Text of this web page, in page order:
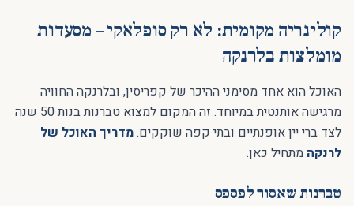
קולינריה מקומית: לא רק סופלאקי – מסעדות
מומלצות בלרנקה
האוכל הוא אחד מסימני ההיכר של קפריסין, ובלרנקה החוויה
מרגישה אותנטית במיוחד. זה המקום למצוא טברנות בנות 50 שנה
לצד ברי יין אופנתיים ובתי קפה שוקקים.מדריך האוכל של
לרנקה מתחיל כאן.
טברנות שאסור לפספס